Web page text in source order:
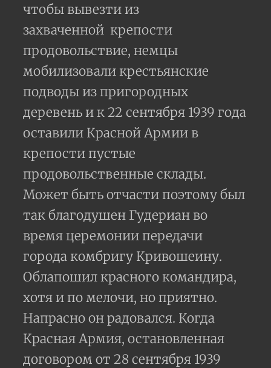
чтобы вывезти из
захваченной крепости
продовольствие, немцы
мобилизовали крестьянские
подводы из пригородных
деревень и к 22 сентября 1939 года
оставили Красной Армии в
крепости пустые
продовольственные склады.
Может быть отчасти поэтому был
так благодушен Гудериан во
время церемонии передачи
города комбригу Кривошеину.
Облапошил красного командира,
хотя и по мелочи, но приятно.
Напрасно он радовался. Когда
Красная Армия, остановленная
договором от 28 сентября 1939